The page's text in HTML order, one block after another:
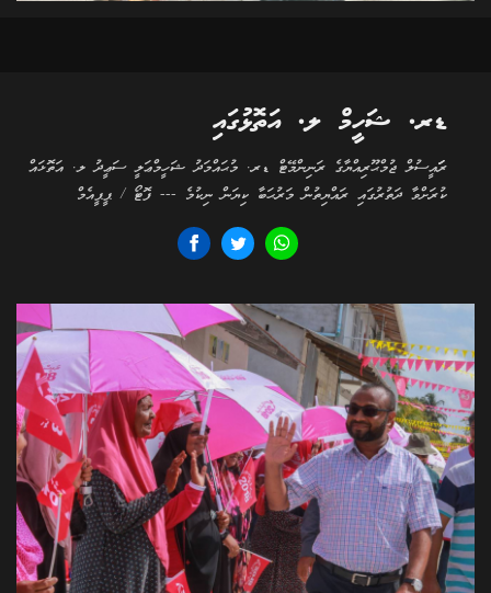
ޑރ. ޝަހީމް ލ. އަތޮޅުގައި
ރަަައީސުލް ޖުމްޙޫރިއްޔާގެ ރަނިންމޭޓް ޑރ. މުޙައްމަދު ޝަހީމްޢަލީ ސަޢީދު ލ. އަތޮޅައް
ކުރަށްވާ ދަތުރުގައި ރައްޔިތުން މަރުޙަބާ ކިޔަން ނިކުމެ --- ފޮޓޯ / ޕީޕީއެމް